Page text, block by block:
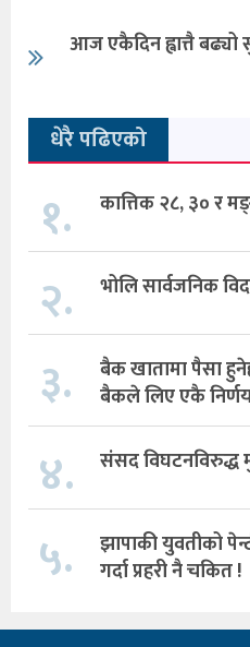
आज एकैदिन ह्वात्तै
धेरै पढिएको
१. कात्तिक २८, ३० र
२. भोलि सार्वजनिक
३.
बैक खातामा पैसा
बैकले लिए एकै
४. संसद विघटनविरुद्ध
५.
झापाकी युवतीको
गर्दा प्रहरी नै चकित !